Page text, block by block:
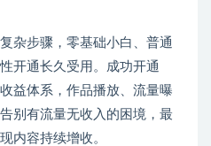
杂步骤，零基础小白、普通
开通长久受用。成功开通
益体系，作品播放、流量曝
别有流量无收入的困境，最
内容持续增收。